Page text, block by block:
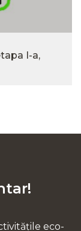
I-a,
eco-